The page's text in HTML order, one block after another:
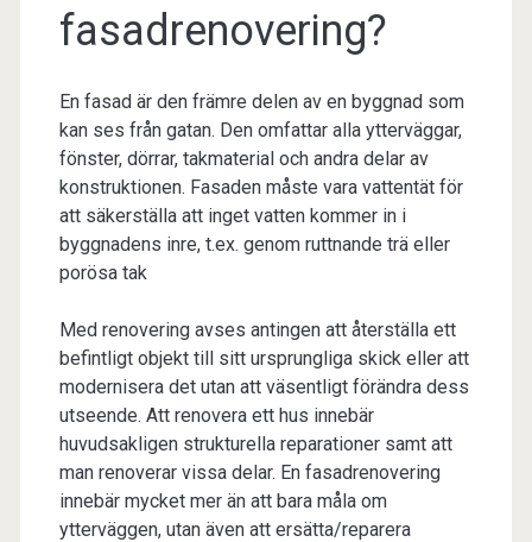
fasadrenovering?
En fasad är den främre delen av en byggnad som
kan ses från gatan. Den omfattar alla ytterväggar,
fönster, dörrar, takmaterial och andra delar av
konstruktionen. Fasaden måste vara vattentät för
att säkerställa att inget vatten kommer in i
byggnadens inre, t.ex. genom ruttnande trä eller
porösa tak
Med renovering avses antingen att återställa ett
befintligt objekt till sitt ursprungliga skick eller att
modernisera det utan att väsentligt förändra dess
utseende. Att renovera ett hus innebär
huvudsakligen strukturella reparationer samt att
man renoverar vissa delar. En fasadrenovering
innebär mycket mer än att bara måla om
ytterväggen, utan även att ersätta/reparera